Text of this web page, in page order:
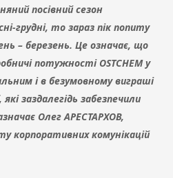
посівний сезон
грудні, то зараз пік попиту
– березень. Це означає, що
потужності OSTCHEM у
і в безумовному виграші
заздалегідь забезпечили
Олег АРЕСТАРХОВ,
корпоративних комунікацій